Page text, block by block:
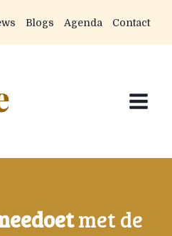
Blogs Agenda Contact
met de